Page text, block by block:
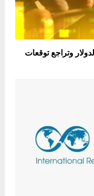
انخفاض الدولار وتراجع توقعات